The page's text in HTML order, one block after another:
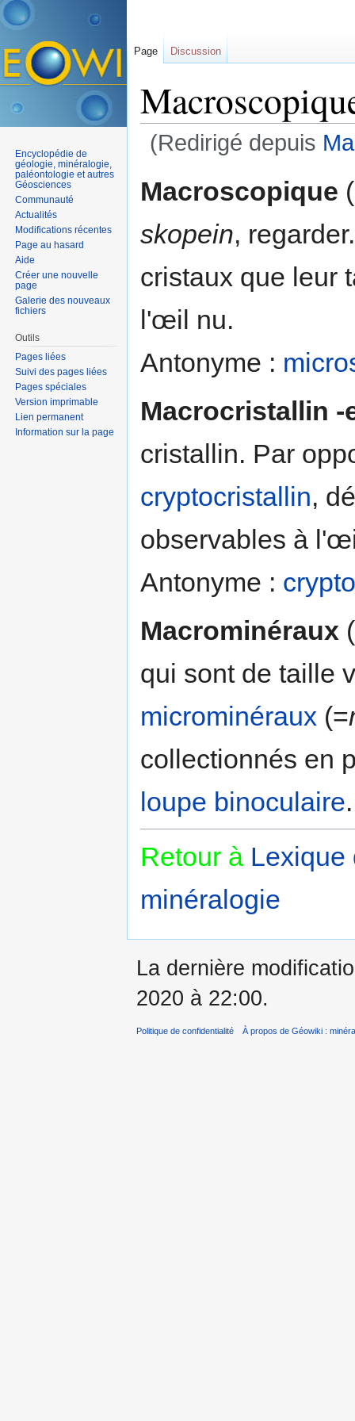
(Redirigé depuis
Macroscopique
skopein,
cristaux que leur
l'œil nu.
Antonyme :
Macrocristallin -
cristallin. Par
cryptocristallin,
observables à
Antonyme :
Macrominéraux (
qui sont de taille
microminéraux (=
collectionnés en
loupe binoculaire.
Retour à Lexique
minéralogie
Page Discussion
Encyclopédie de
géologie, minéralogie,
paléontologie et autres
Géosciences
Communauté
Actualités
Modifications récentes
Page au hasard
Aide
Créer une nouvelle
page
Galerie des nouveaux
fichiers
Outils
Pages liées
Suivi des pages liées
Pages spéciales
Version imprimable
Lien permanent
Information sur la page
La dernière
2020 à 22:00.
Politique de confidentialité À propos de Géowiki :